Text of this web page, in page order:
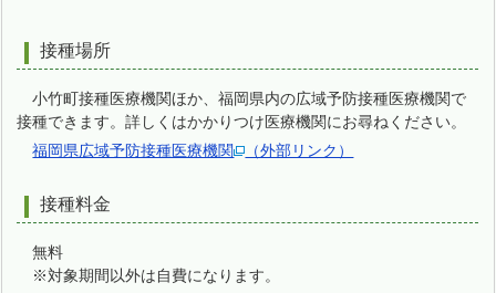
接種場所
小竹町接種医療機関ほか、福岡県内の広域予防接種医療機関で
接種できます。詳しくはかかりつけ医療機関にお尋ねください。
福岡県広域予防接種医療機関
（外部リンク）
接種料金
無料
※対象期間以外は自費になります。